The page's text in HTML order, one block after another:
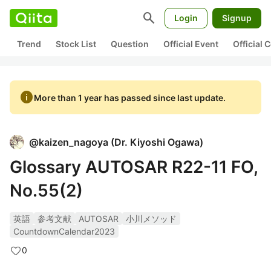
search Login Signup
Trend Stock List Question Official Event Official
infoMore than 1 year has passed since last update.
@kaizen_nagoya (Dr. Kiyoshi Ogawa)
Glossary AUTOSAR R22-11 FO,
No.55(2)
英語 参考文献 AUTOSAR
小川メソッド
CountdownCalendar2023
0